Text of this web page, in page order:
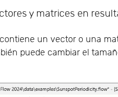
y matrices en
un vector o una
puede cambiar el